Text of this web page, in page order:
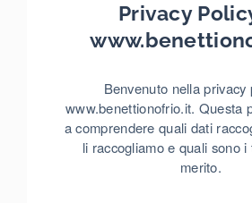
Privacy
Benvenuto nella privacy
www.benettionofrio.it. Questa
a comprendere quali dati
li raccogliamo e quali sono
merito.